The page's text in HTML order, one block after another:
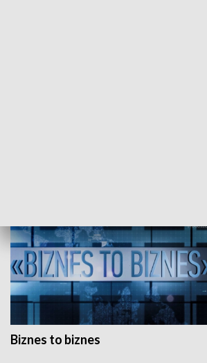
Biznes to biznes